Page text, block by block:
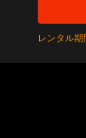
レンタル